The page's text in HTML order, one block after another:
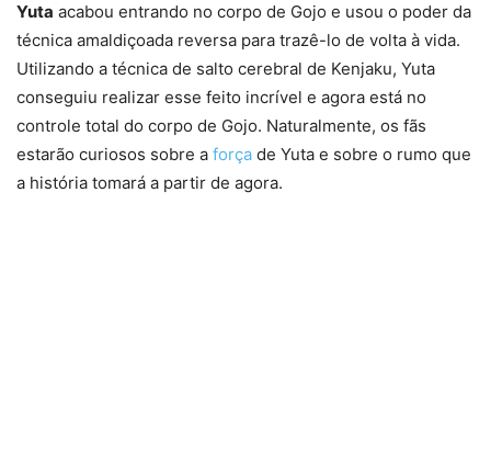
Yuta acabou entrando no corpo de Gojo e usou o poder da
técnica amaldiçoada reversa para trazê-lo de volta à vida.
Utilizando a técnica de salto cerebral de Kenjaku, Yuta
conseguiu realizar esse feito incrível e agora está no
controle total do corpo de Gojo. Naturalmente, os fãs
estarão curiosos sobre a força de Yuta e sobre o rumo que
a história tomará a partir de agora.